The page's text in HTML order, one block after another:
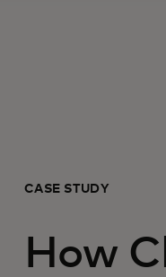
CASE STUDY
How